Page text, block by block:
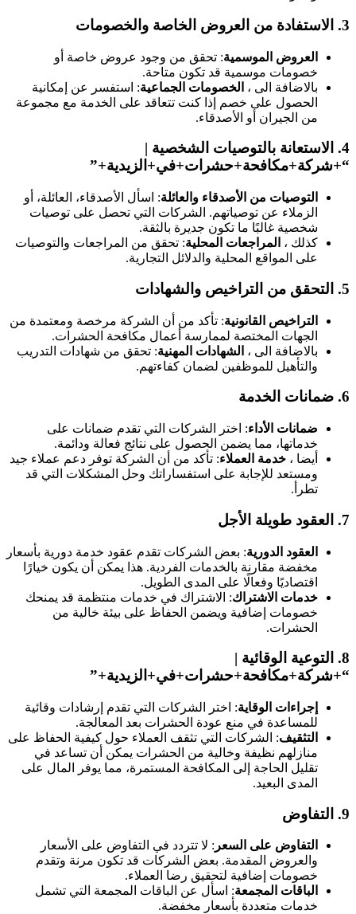
3. الاستفادة من العروض الخاصة والخصومات
العروض الموسمية: تحقق من وجود عروض خاصة أو
خصومات موسمية قد تكون متاحة.
بالاضافة الى ، الخصومات الجماعية: استفسر عن إمكانية
الحصول على خصم إذا كنت تتعاقد على الخدمة مع مجموعة
من الجيران أو الأصدقاء.
4. الاستعانة بالتوصيات الشخصية |
“+شركة+مكافحة+حشرات+في+الزيدية+”
التوصيات من الأصدقاء والعائلة: اسأل الأصدقاء، العائلة، أو
الزملاء عن توصياتهم. الشركات التي تحصل على توصيات
شخصية غالبًا ما تكون جديرة بالثقة.
كذلك ، المراجعات المحلية: تحقق من المراجعات والتوصيات
على المواقع المحلية والدلائل التجارية.
5. التحقق من التراخيص والشهادات
التراخيص القانونية: تأكد من أن الشركة مرخصة ومعتمدة من
الجهات المختصة لممارسة أعمال مكافحة الحشرات.
بالاضافة الى ، الشهادات المهنية: تحقق من شهادات التدريب
والتأهيل للموظفين لضمان كفاءتهم.
6. ضمانات الخدمة
ضمانات الأداء: اختر الشركات التي تقدم ضمانات على
خدماتها، مما يضمن الحصول على نتائج فعالة ودائمة.
أيضا ، خدمة العملاء: تأكد من أن الشركة توفر دعم عملاء جيد
ومستعد للإجابة على استفساراتك وحل المشكلات التي قد
تطرأ.
7. العقود طويلة الأجل
العقود الدورية: بعض الشركات تقدم عقود خدمة دورية بأسعار
مخفضة مقارنة بالخدمات الفردية. هذا يمكن أن يكون خيارًا
اقتصاديًا وفعالًا على المدى الطويل.
خدمات الاشتراك: الاشتراك في خدمات منتظمة قد يمنحك
خصومات إضافية ويضمن الحفاظ على بيئة خالية من
الحشرات.
8. التوعية الوقائية |
“+شركة+مكافحة+حشرات+في+الزيدية+”
إجراءات الوقاية: اختر الشركات التي تقدم إرشادات وقائية
للمساعدة في منع عودة الحشرات بعد المعالجة.
التثقيف: الشركات التي تثقف العملاء حول كيفية الحفاظ على
منازلهم نظيفة وخالية من الحشرات يمكن أن تساعد في
تقليل الحاجة إلى المكافحة المستمرة، مما يوفر المال على
المدى البعيد.
9. التفاوض
التفاوض على السعر : لا تتردد في التفاوض على الأسعار
والعروض المقدمة. بعض الشركات قد تكون مرنة وتقدم
خصومات إضافية لتحقيق رضا العملاء.
الباقات المجمعة: اسأل عن الباقات المجمعة التي تشمل
خدمات متعددة بأسعار مخفضة.